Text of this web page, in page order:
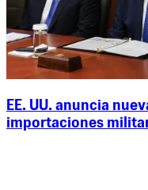
EE. UU. anuncia
importaciones